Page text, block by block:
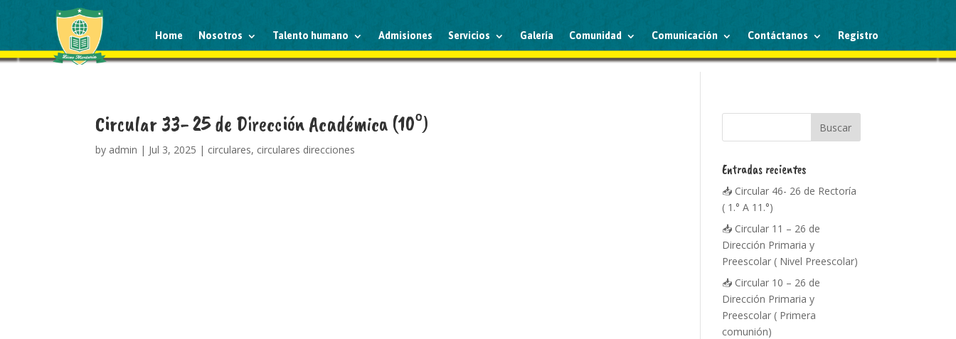
Home Nosotros Talento humano Admisiones Servicios Galería Comunidad Comunicación Contáctanos Registro
Circular 33- 25 de Dirección Académica (10°)
by admin | Jul 3, 2025 | circulares, circulares direcciones
Entradas recientes
📥 Circular 46- 26 de Rectoría
( 1.° A 11.°)
📥 Circular 11 – 26 de
Dirección Primaria y
Preescolar ( Nivel Preescolar)
📥 Circular 10 – 26 de
Dirección Primaria y
Preescolar ( Primera
comunión)